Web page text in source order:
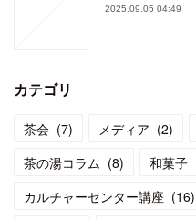
2025.09.05 04:49
カテゴリ
茶会 (7) メディア (2)
茶の湯コラム (8) 和菓子
カルチャーセンター講座 (16)